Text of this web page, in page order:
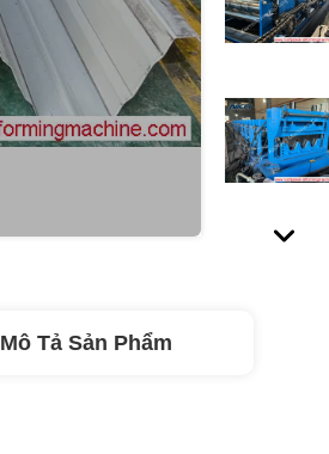
Mô Tả Sản Phẩm